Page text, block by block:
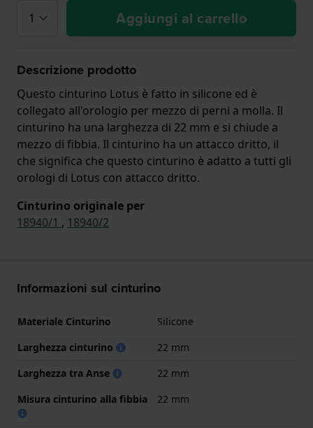
Aggiungi al carrello
Descrizione prodotto
Questo cinturino Lotus è fatto in silicone ed è
collegato all'orologio per mezzo di perni a molla. Il
cinturino ha una larghezza di 22 mm e si chiude a
mezzo di fibbia. Il cinturino ha un attacco dritto, il
che significa che questo cinturino è adatto a tutti gli
orologi di Lotus con attacco dritto.
Cinturino originale per
18940/1 , 18940/2
Informazioni sul cinturino
Materiale Cinturino
Silicone
Larghezza cinturino
22 mm
Larghezza tra Anse
22 mm
Misura cinturino alla fibbia
22 mm